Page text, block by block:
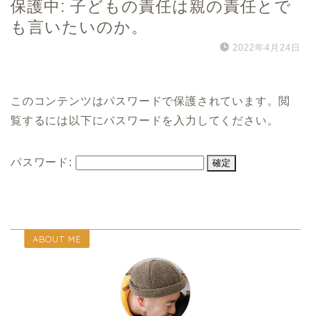
保護中: 子どもの責任は親の責任とで
も言いたいのか。
2022年4月24日
このコンテンツはパスワードで保護されています。閲
覧するには以下にパスワードを入力してください。
パスワード:
ABOUT ME